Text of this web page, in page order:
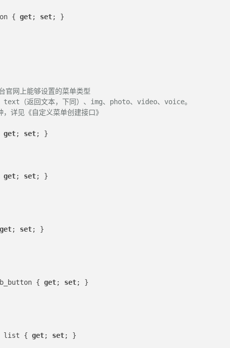
{ get; set; }
官网上能够设置的菜单类型
text（返回文本，下同）、img、photo、video、voice。
详见《自定义菜单创建接口》
get; set; }
get; set; }
get; set; }
{ get; set; }
list { get; set; }